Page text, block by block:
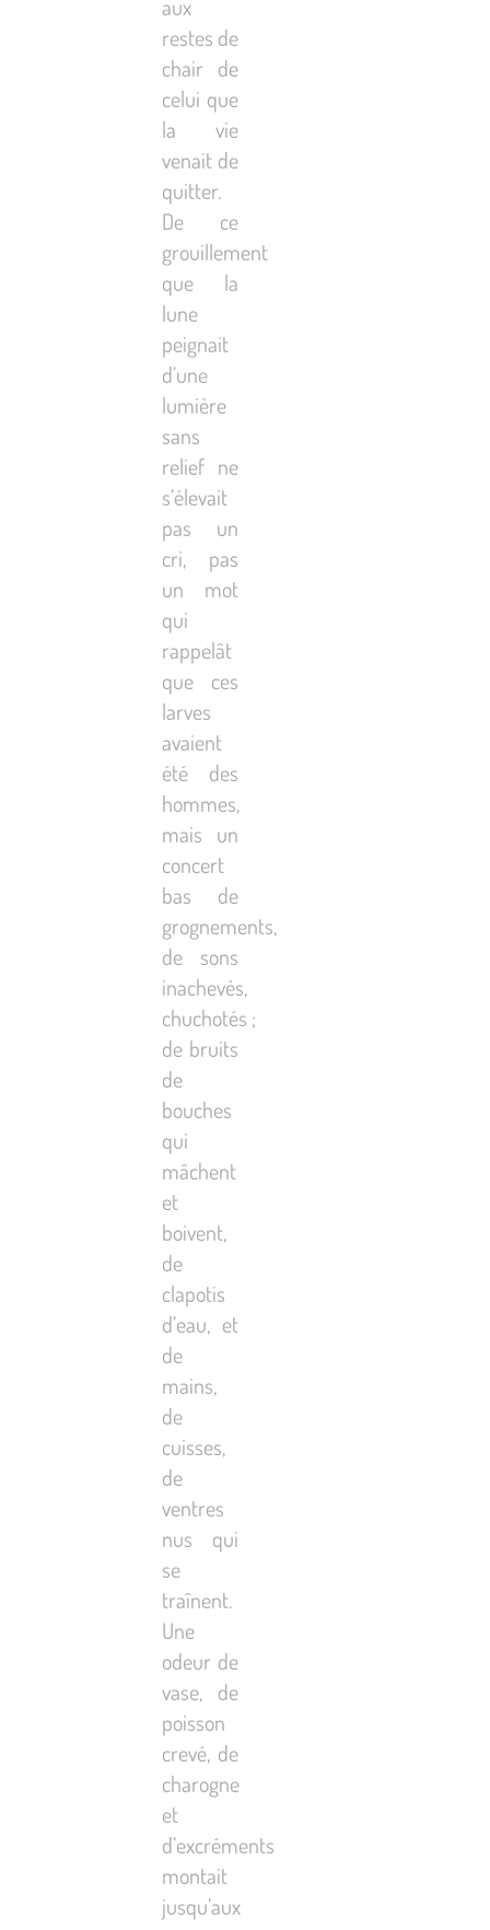
aux
restes de
chair de
celui que
la vie
venait de
quitter.
De ce
grouillement
que la
lune
peignait
d’une
lumière
sans
relief ne
s’élevait
pas un
cri, pas
un mot
qui
rappelât
que ces
larves
avaient
été des
hommes,
mais un
concert
bas de
grognements,
de sons
inachevés,
chuchotés ;
de bruits
de
bouches
qui
mâchent
et
boivent,
de
clapotis
d’eau, et
de
mains,
de
cuisses,
de
ventres
nus qui
se
traînent.
Une
odeur de
vase, de
poisson
crevé, de
charogne
et
d’excréments
montait
jusqu’aux